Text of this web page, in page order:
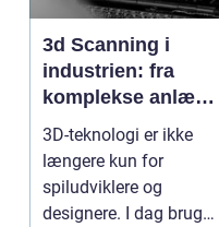
3d Scanning i
industrien: fra
komplekse anlæg
til præcise
beslutninger
3D-teknologi er ikke
længere kun for
spiludviklere og
designere. I dag bruger